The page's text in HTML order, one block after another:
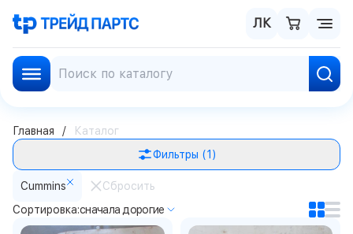
ЛК
Главная
Каталог
Фильтры (1)
Cummins
Сбросить
Сортировка:сначала дорогие